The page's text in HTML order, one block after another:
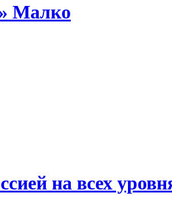
Малко
на всех